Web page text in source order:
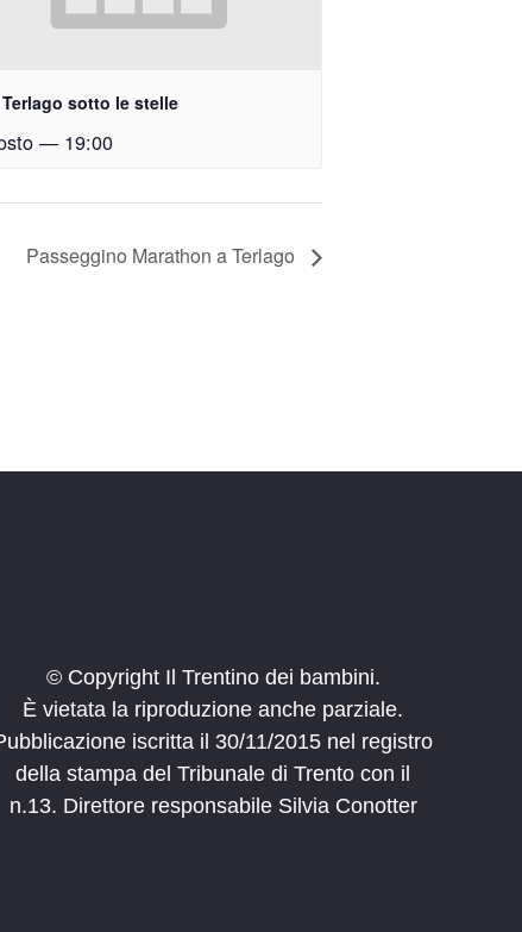
sotto le stelle
— 19:00
Passeggino Marathon a Terlago
© Copyright Il Trentino dei bambini.
È vietata la riproduzione anche parziale.
iscritta il 30/11/2015 nel registro
della stampa del Tribunale di Trento con il
n.13. Direttore responsabile Silvia Conotter